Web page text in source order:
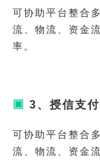
可协助平台整合
流、物流、资金
率。
▣ 3、授信支
可协助平台整合
流、物流、资金